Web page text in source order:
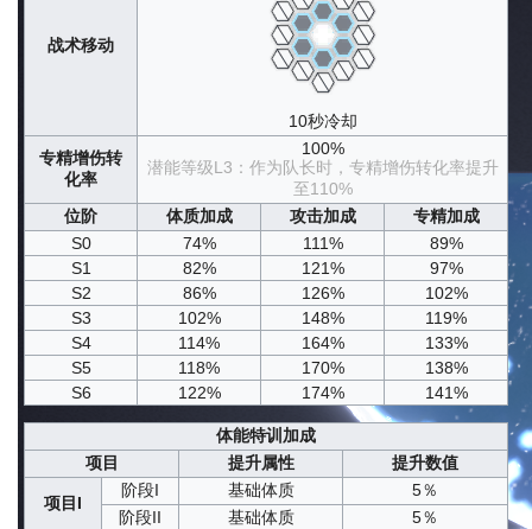
战术移动
10秒冷却
专精增伤转
化率
100%
潜能等级L3：作为队长时，专精增伤转化率提升
至110%
位阶
体质加成 攻击加成
专精加成
S0
74% 111%
89%
S1
82% 121%
97%
S2
86% 126%
102%
S3
102% 148%
119%
S4
114% 164%
133%
S5
118% 170%
138%
S6
122% 174% 141%
体能特训加成
项目
提升属性 提升数值
项目I
阶段I 基础体质
5％
阶段II
基础体质 5％